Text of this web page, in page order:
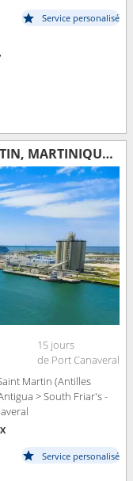
Service personalisé
BAHAMAS, TORTOLA, SAINT-MARTIN, MARTINIQUE, SAINTE-LUCIE, ANTIGUA-ET-BARBUDA, SAINT-THOMAS, ÎLES TURQUES-ET-CAÏQUES, ÉTATS-UNIS
15 jours
de Port Canaveral
Martin (Antilles
> South Friar's -
Service personalisé